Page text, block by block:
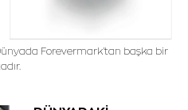
Forevermark'tan başka bir